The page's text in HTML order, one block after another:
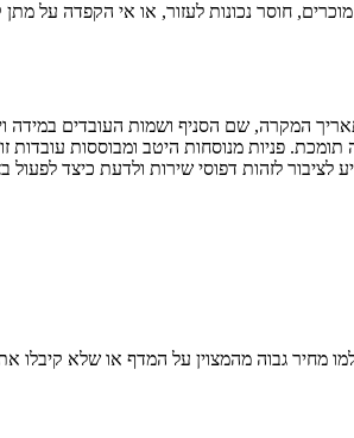
חוסר נכונות לעזור, או אי הקפדה על מתן
המקרה, שם הסניף ושמות העובדים במידה
פניות מנוסחות היטב ומבוססות
לזהות דפוסי שירות ולדעת כיצד לפעול
מחיר גבוה מהמצוין על המדף או שלא